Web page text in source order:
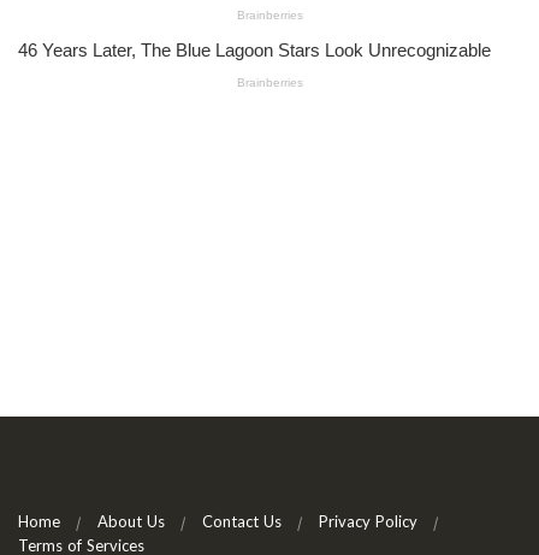
Home About Us Contact Us
Privacy Policy
Terms of Services